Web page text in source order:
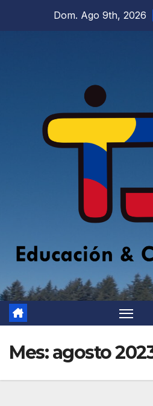
Dom. Ago 9th, 2026
Mes:agosto